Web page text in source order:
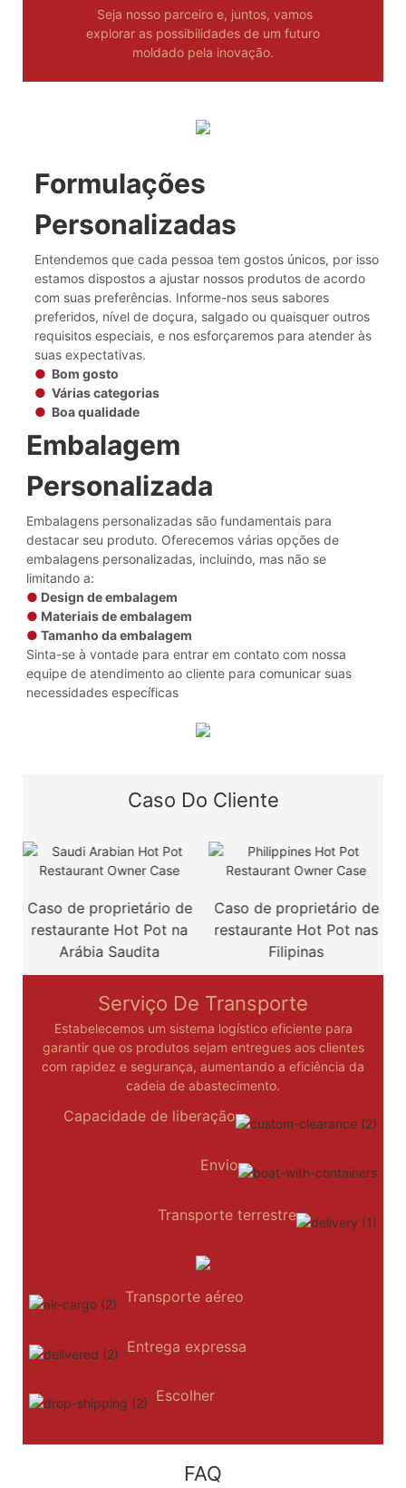
Seja nosso parceiro e, juntos, vamos
explorar as possibilidades de um futuro
moldado pela inovação.
Formulações
Personalizadas
Entendemos que cada pessoa tem gostos únicos, por isso
estamos dispostos a ajustar nossos produtos de acordo
com suas preferências. Informe-nos seus sabores
preferidos, nível de doçura, salgado ou quaisquer outros
requisitos especiais, e nos esforçaremos para atender às
suas expectativas.
● Bom gosto
● Várias categorias
● Boa qualidade
Embalagem
Personalizada
Embalagens personalizadas são fundamentais para
destacar seu produto. Oferecemos várias opções de
embalagens personalizadas, incluindo, mas não se
limitando a:
● Design de embalagem
● Materiais de embalagem
●Tamanho da embalagem
Sinta-se à vontade para entrar em contato com nossa
equipe de atendimento ao cliente para comunicar suas
necessidades específicas
Caso Do Cliente
Caso de proprietário de
restaurante Hot Pot na
Arábia Saudita
Caso de proprietário de
restaurante Hot Pot nas
Filipinas
Serviço De Transporte
Estabelecemos um sistema logístico eficiente para
garantir que os produtos sejam entregues aos clientes
com rapidez e segurança, aumentando a eficiência da
cadeia de abastecimento.
Capacidade de liberação
Envio
Transporte terrestre
Transporte aéreo
Entrega expressa
Escolher
FAQ